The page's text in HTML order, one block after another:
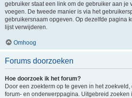
gebruiker staat een link om de gebruiker aan je
voegen. De tweede manier is via het
gebruikersnaam opgeven. Op dezelfde pagina
lijst verwijderen.
Omhoog
Forums doorzoeken
Hoe doorzoek ik het forum?
Door een zoekterm op te geven in het
forum- en onderwerppagina. Uitgebreid zoeken